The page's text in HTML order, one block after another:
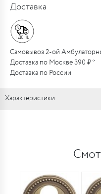
Доставка
Самовывоз 2-ой
Доставка по Москве 390 ₽ *
Доставка по России
Характеристики